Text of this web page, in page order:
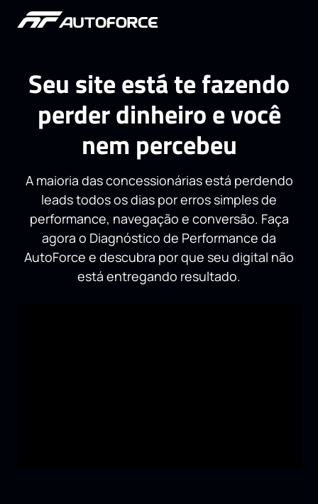
Seu site está te fazendo
perder dinheiro e você
nem percebeu
A maioria das concessionárias está perdendo
leads todos os dias por erros simples de
performance, navegação e conversão. Faça
agora o Diagnóstico de Performance da
AutoForce e descubra por que seu digital não
está entregando resultado.